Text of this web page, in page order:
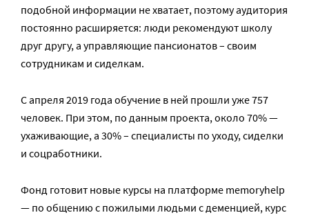
подобной информации не хватает, поэтому аудитория
постоянно расширяется: люди рекомендуют школу
друг другу, а управляющие пансионатов – своим
сотрудникам и сиделкам.
С апреля 2019 года обучение в ней прошли уже 757
человек. При этом, по данным проекта, около 70% —
ухаживающие, а 30% – специалисты по уходу, сиделки
и соцработники.
Фонд готовит новые курсы на платформе memoryhelp
— по общению с пожилыми людьми с деменцией, курс